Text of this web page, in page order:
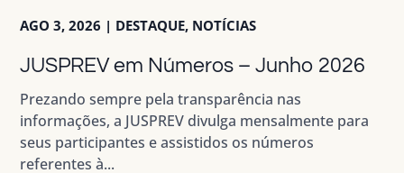
JUSPREV em Números – Junho 2026
AGO 3, 2026 | DESTAQUE, NOTÍCIAS
Prezando sempre pela transparência nas
informações, a JUSPREV divulga mensalmente para
seus participantes e assistidos os números
referentes à...